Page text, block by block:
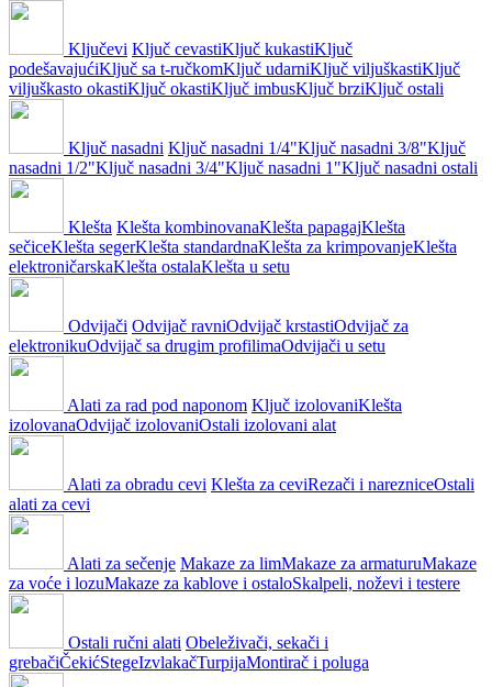
Ključevi Ključ cevastiKljuč kukastiKljuč
podešavajućiKljuč sa t-ručkomKljuč udarniKljuč viljuškastiKljuč
viljuškasto okastiKljuč okastiKljuč imbusKljuč brziKljuč ostali
Ključ nasadni Ključ nasadni 1/4"Ključ nasadni 3/8"Ključ
nasadni 1/2"Ključ nasadni 3/4"Ključ nasadni 1"Ključ nasadni ostali
Klešta Klešta kombinovanaKlešta papagajKlešta
sečiceKlešta segerKlešta standardnaKlešta za krimpovanjeKlešta
elektroničarskaKlešta ostalaKlešta u setu
Odvijači Odvijač ravniOdvijač krstastiOdvijač za
elektronikuOdvijač sa drugim profilimaOdvijači u setu
Alati za rad pod naponom Ključ izolovaniKlešta
izolovanaOdvijač izolovaniOstali izolovani alat
Alati za obradu cevi Klešta za ceviRezači i narezniceOstali
alati za cevi
Alati za sečenje Makaze za limMakaze za armaturuMakaze
za voće i lozuMakaze za kablove i ostaloSkalpeli, noževi i testere
Ostali ručni alati Obeleživači, sekači i
grebačiČekićStegeIzvlakačTurpijaMontirač i poluga